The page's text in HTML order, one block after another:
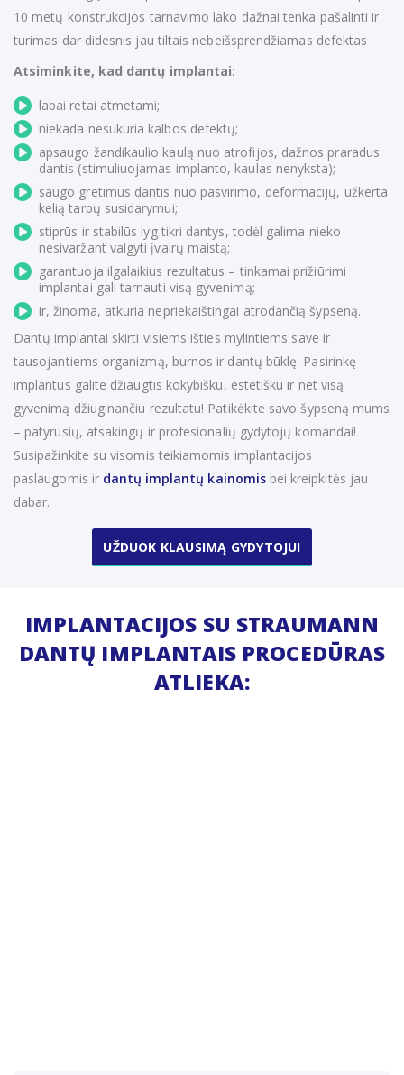
10 metų konstrukcijos tarnavimo lako dažnai tenka pašalinti ir
turimas dar didesnis jau tiltais nebeišsprendžiamas defektas
Atsiminkite, kad dantų implantai:
labai retai atmetami;
niekada nesukuria kalbos defektų;
apsaugo žandikaulio kaulą nuo atrofijos, dažnos praradus
dantis (stimuliuojamas implanto, kaulas nenyksta);
saugo gretimus dantis nuo pasvirimo, deformacijų, užkerta
kelią tarpų susidarymui;
stiprūs ir stabilūs lyg tikri dantys, todėl galima nieko
nesivaržant valgyti įvairų maistą;
garantuoja ilgalaikius rezultatus – tinkamai prižiūrimi
implantai gali tarnauti visą gyvenimą;
ir, žinoma, atkuria nepriekaištingai atrodančią šypseną.
Dantų implantai skirti visiems išties mylintiems save ir
tausojantiems organizmą, burnos ir dantų būklę. Pasirinkę
implantus galite džiaugtis kokybišku, estetišku ir net visą
gyvenimą džiuginančiu rezultatu! Patikėkite savo šypseną mums
– patyrusių, atsakingų ir profesionalių gydytojų komandai!
Susipažinkite su visomis teikiamomis implantacijos
paslaugomis ir dantų implantų kainomisbei kreipkitės jau
dabar.
UŽDUOK KLAUSIMĄ GYDYTOJUI
IMPLANTACIJOS SU STRAUMANN
DANTŲ IMPLANTAIS PROCEDŪRAS
ATLIEKA: